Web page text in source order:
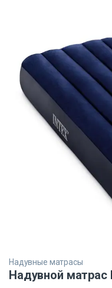
Надувные матрасы
Надувной матрас